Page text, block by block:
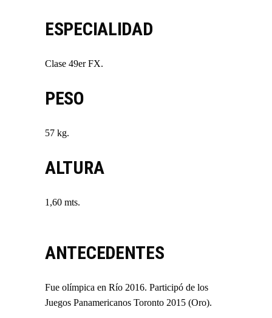
ESPECIALIDAD
Clase 49er FX.
PESO
57 kg.
ALTURA
1,60 mts.
ANTECEDENTES
Fue olímpica en Río 2016. Participó de los
Juegos Panamericanos Toronto 2015 (Oro).